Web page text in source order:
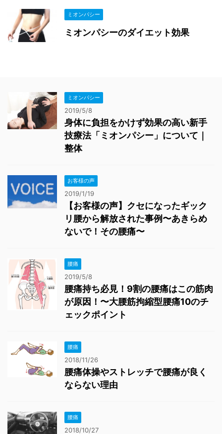
ミオンパシー
ミオンパシーのダイエット効果
ミオンパシー
2019/5/8
身体に負担をかけず効果の高い新手
技療法「ミオンパシー」について｜
整体
お客様の声
2019/1/19
【お客様の声】クセになったギック
リ腰から解放された事例〜あきらめ
ないで！その腰痛〜
腰痛
2019/5/8
腰痛持ち必見！9割の腰痛はこの筋肉
が原因！〜大腰筋拘縮型腰痛10のチ
ェックポイント
腰痛
2018/11/26
腰痛体操やストレッチで腰痛が良く
ならない理由
腰痛
2018/10/27